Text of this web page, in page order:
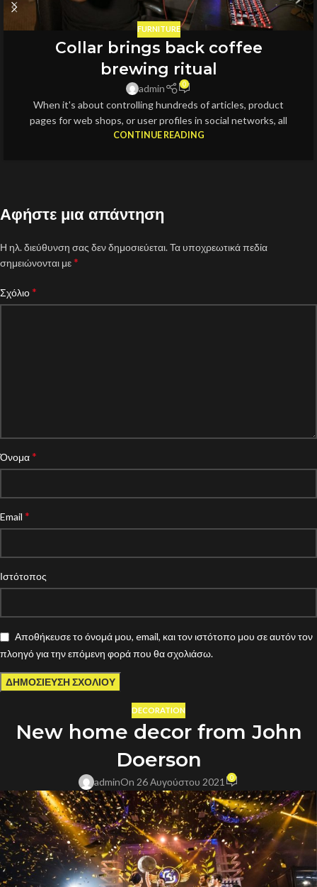
FURNITURE
Collar brings back coffee
brewing ritual
admin 0
When it's about controlling hundreds of articles, product
pages for web shops, or user profiles in social networks, all
CONTINUE READING
Αφήστε μια απάντηση
Η ηλ. διεύθυνση σας δεν δημοσιεύεται.Τα υποχρεωτικά πεδία
σημειώνονται με*
Σχόλιο*
Όνομα*
Email *
Ιστότοπος
Αποθήκευσε το όνομά μου, email, και τον ιστότοπο μου σε αυτόν τον
πλοηγό για την επόμενη φορά που θα σχολιάσω.
DECORATION
New home decor from John
Doerson
adminOn 26 Αυγούστου 2021 0